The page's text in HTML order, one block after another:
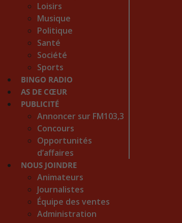
Loisirs
Musique
Politique
Santé
Société
Sports
BINGO RADIO
AS DE CŒUR
PUBLICITÉ
Annoncer sur FM103,3
Concours
Opportunités
d’affaires
NOUS JOINDRE
Animateurs
Journalistes
Équipe des ventes
Administration